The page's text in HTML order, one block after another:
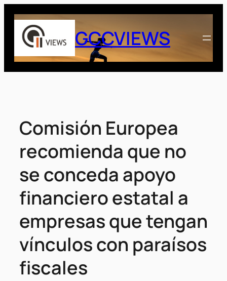
Saltar
contenido
GCCVIEWS
Comisión Europea
recomienda que no
se conceda apoyo
financiero estatal a
empresas que tengan
vínculos con paraísos
fiscales